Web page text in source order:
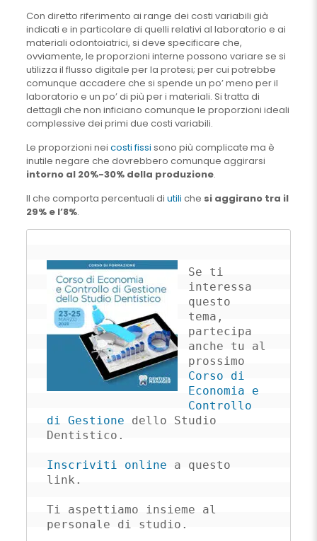
Con diretto riferimento ai range dei costi variabili già
indicati e in particolare di quelli relativi al laboratorio e ai
materiali odontoiatrici, si deve specificare che,
ovviamente, le proporzioni interne possono variare se si
utilizza il flusso digitale per la protesi; per cui potrebbe
comunque accadere che si spende un po’ meno per il
laboratorio e un po’ di più per i materiali. Si tratta di
dettagli che non inficiano comunque le proporzioni ideali
complessive dei primi due costi variabili.
Le proporzioni nei costi fissi sono più complicate ma è
inutile negare che dovrebbero comunque aggirarsi
intorno al 20%-30% della produzione.
Il che comporta percentuali di utili che si aggirano tra il
29% e l’8%.
Se ti
interessa
questo
tema,
partecipa
anche tu al
Corso di
Economia e
Controllo
di Gestione dello Studio
Dentistico.
Inscriviti online a questo
link.
Ti aspettiamo insieme al
personale di studio.